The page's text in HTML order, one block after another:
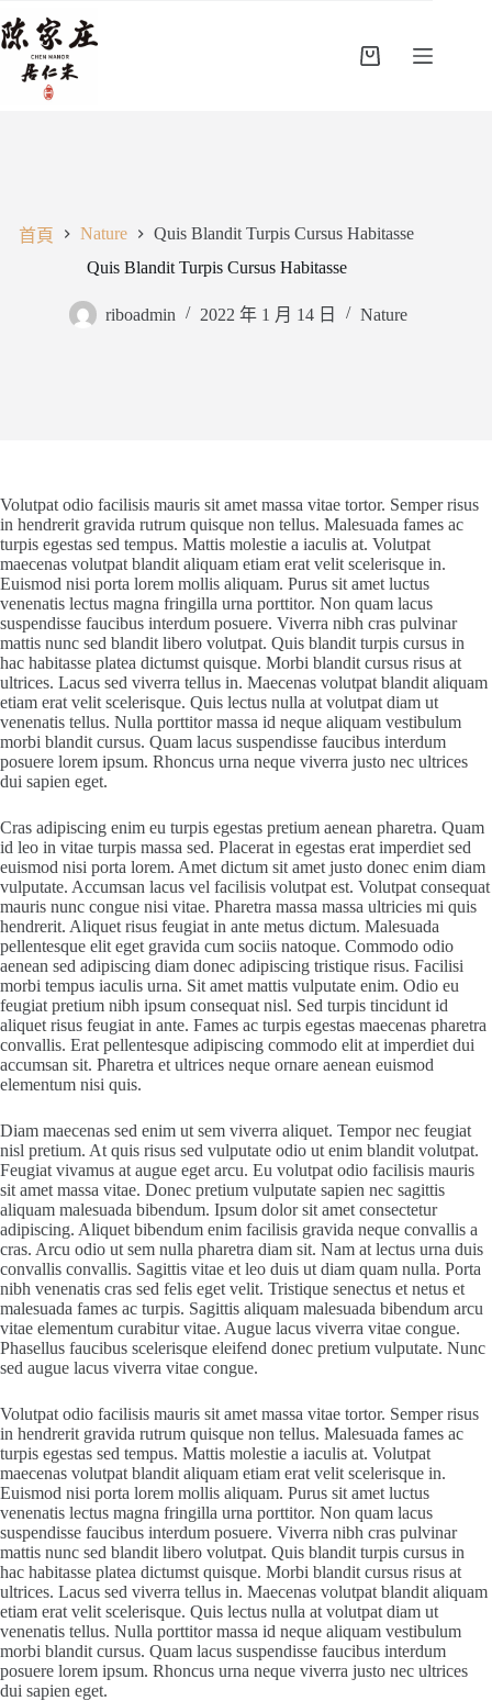
至
購
首頁 Nature
Quis Blandit Turpis Cursus Habitasse
Quis Blandit Turpis Cursus Habitasse
riboadmin 2022 年 1 月 14 日 Nature
Volutpat odio facilisis mauris sit amet massa vitae tortor. Semper risus
in hendrerit gravida rutrum quisque non tellus. Malesuada fames ac
turpis egestas sed tempus. Mattis molestie a iaculis at. Volutpat
maecenas volutpat blandit aliquam etiam erat velit scelerisque in.
Euismod nisi porta lorem mollis aliquam. Purus sit amet luctus
venenatis lectus magna fringilla urna porttitor. Non quam lacus
suspendisse faucibus interdum posuere. Viverra nibh cras pulvinar
mattis nunc sed blandit libero volutpat. Quis blandit turpis cursus in
hac habitasse platea dictumst quisque. Morbi blandit cursus risus at
ultrices. Lacus sed viverra tellus in. Maecenas volutpat blandit aliquam
etiam erat velit scelerisque. Quis lectus nulla at volutpat diam ut
venenatis tellus. Nulla porttitor massa id neque aliquam vestibulum
morbi blandit cursus. Quam lacus suspendisse faucibus interdum
posuere lorem ipsum. Rhoncus urna neque viverra justo nec ultrices
dui sapien eget.
Cras adipiscing enim eu turpis egestas pretium aenean pharetra. Quam
id leo in vitae turpis massa sed. Placerat in egestas erat imperdiet sed
euismod nisi porta lorem. Amet dictum sit amet justo donec enim diam
vulputate. Accumsan lacus vel facilisis volutpat est. Volutpat consequat
mauris nunc congue nisi vitae. Pharetra massa massa ultricies mi quis
hendrerit. Aliquet risus feugiat in ante metus dictum. Malesuada
pellentesque elit eget gravida cum sociis natoque. Commodo odio
aenean sed adipiscing diam donec adipiscing tristique risus. Facilisi
morbi tempus iaculis urna. Sit amet mattis vulputate enim. Odio eu
feugiat pretium nibh ipsum consequat nisl. Sed turpis tincidunt id
aliquet risus feugiat in ante. Fames ac turpis egestas maecenas pharetra
convallis. Erat pellentesque adipiscing commodo elit at imperdiet dui
accumsan sit. Pharetra et ultrices neque ornare aenean euismod
elementum nisi quis.
Diam maecenas sed enim ut sem viverra aliquet. Tempor nec feugiat
nisl pretium. At quis risus sed vulputate odio ut enim blandit volutpat.
Feugiat vivamus at augue eget arcu. Eu volutpat odio facilisis mauris
sit amet massa vitae. Donec pretium vulputate sapien nec sagittis
aliquam malesuada bibendum. Ipsum dolor sit amet consectetur
adipiscing. Aliquet bibendum enim facilisis gravida neque convallis a
cras. Arcu odio ut sem nulla pharetra diam sit. Nam at lectus urna duis
convallis convallis. Sagittis vitae et leo duis ut diam quam nulla. Porta
nibh venenatis cras sed felis eget velit. Tristique senectus et netus et
malesuada fames ac turpis. Sagittis aliquam malesuada bibendum arcu
vitae elementum curabitur vitae. Augue lacus viverra vitae congue.
Phasellus faucibus scelerisque eleifend donec pretium vulputate. Nunc
sed augue lacus viverra vitae congue.
Volutpat odio facilisis mauris sit amet massa vitae tortor. Semper risus
in hendrerit gravida rutrum quisque non tellus. Malesuada fames ac
turpis egestas sed tempus. Mattis molestie a iaculis at. Volutpat
maecenas volutpat blandit aliquam etiam erat velit scelerisque in.
Euismod nisi porta lorem mollis aliquam. Purus sit amet luctus
venenatis lectus magna fringilla urna porttitor. Non quam lacus
suspendisse faucibus interdum posuere. Viverra nibh cras pulvinar
mattis nunc sed blandit libero volutpat. Quis blandit turpis cursus in
hac habitasse platea dictumst quisque. Morbi blandit cursus risus at
ultrices. Lacus sed viverra tellus in. Maecenas volutpat blandit aliquam
etiam erat velit scelerisque. Quis lectus nulla at volutpat diam ut
venenatis tellus. Nulla porttitor massa id neque aliquam vestibulum
morbi blandit cursus. Quam lacus suspendisse faucibus interdum
posuere lorem ipsum. Rhoncus urna neque viverra justo nec ultrices
dui sapien eget.